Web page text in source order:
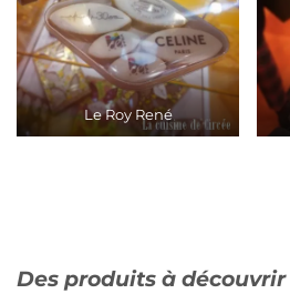
Le Roy René
Des produits à découvrir